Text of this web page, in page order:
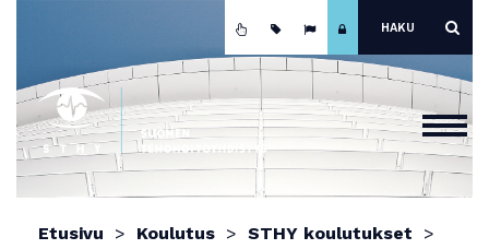
Etusivu Koulutus
STHY koulutukset